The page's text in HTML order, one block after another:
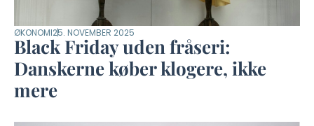
ØKONOMI25. NOVEMBER 2025
Black Friday uden fråseri:
Danskerne køber klogere, ikke
mere